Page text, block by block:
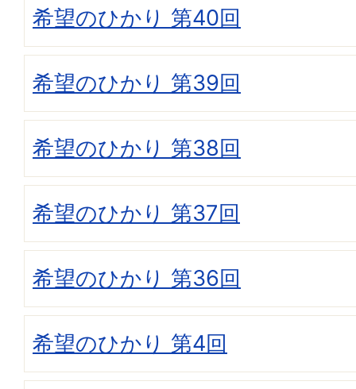
希望のひかり 第40回
希望のひかり 第39回
希望のひかり 第38回
希望のひかり 第37回
希望のひかり 第36回
希望のひかり 第4回